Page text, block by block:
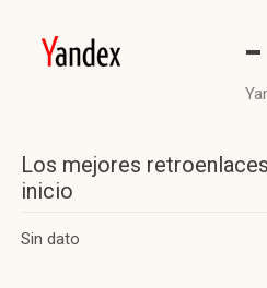
-
Los mejores
inicio
Sin dato